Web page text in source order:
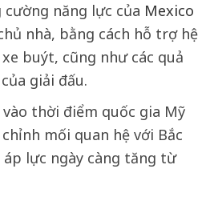
năng lực của Mexico
nhà, bằng cách hỗ trợ hệ
buýt, cũng như các quả
giải đấu.
thời điểm quốc gia Mỹ
mối quan hệ với Bắc
lực ngày càng tăng từ